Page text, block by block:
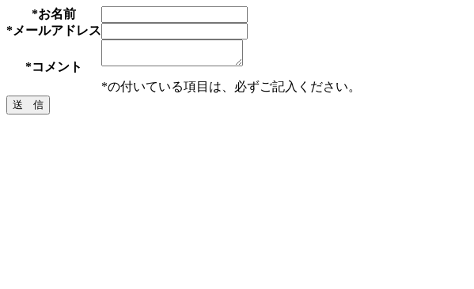
*お名前
*メールアドレス
*コメント
*の付いている項目は、必ずご記入ください。